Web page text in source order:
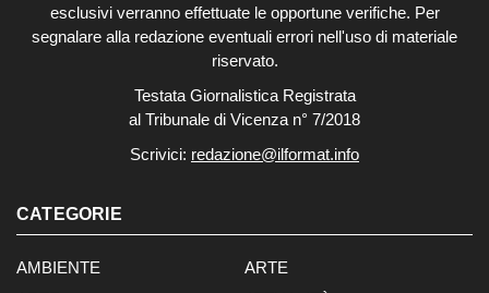
esclusivi verranno effettuate le opportune verifiche. Per
segnalare alla redazione eventuali errori nell'uso di materiale
riservato.
Testata Giornalistica Registrata
al Tribunale di Vicenza n° 7/2018
Scrivici: redazione@ilformat.info
CATEGORIE
AMBIENTE
ARTE